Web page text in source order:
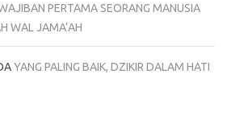
PERTAMA SEORANG MANUSIA
WAL JAMA’AH
YANG PALING BAIK, DZIKIR DALAM HATI